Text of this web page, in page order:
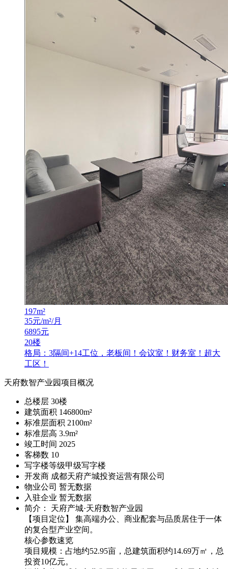
197m²
35元/m²/月
6895元
20楼
格局：3隔间+14工位，老板间！会议室！财务室！超大
工区！
天府数智产业园项目概况
总楼层 30楼
建筑面积 146800m²
标准层面积 2100m²
标准层高 3.9m²
竣工时间 2025
客梯数 10
写字楼等级甲级写字楼
开发商 成都天府产城投资运营有限公司
物业公司 暂无数据
入驻企业 暂无数据
简介： 天府产城·天府数智产业园
【项目定位】 集高端办公、商业配套与品质居住于一体
的复合型产业空间。
核心参数速览
项目规模：占地约52.95亩，总建筑面积约14.69万㎡，总
投资10亿元。